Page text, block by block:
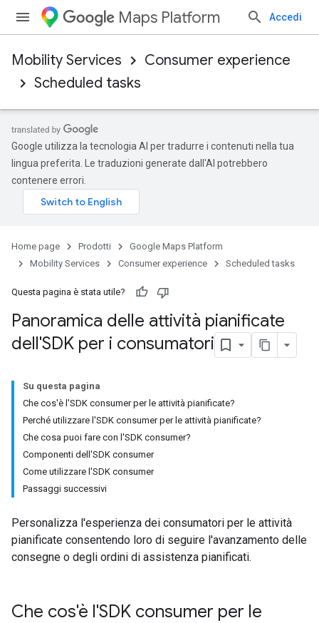
Maps Platform Accedi
Mobility Services
Consumer experience
Scheduled tasks
Google utilizza la tecnologia AI per tradurre i contenuti nella tua
lingua preferita. Le traduzioni generate dall'AI potrebbero
contenere errori.
Home page Prodotti
Google Maps Platform
Mobility Services
Consumer experience Scheduled tasks
Questa pagina è stata utile?
Panoramica delle attività pianificate
dell'SDK per i consumatori
Su questa pagina
Che cos'è l'SDK consumer per le attività pianificate?
Perché utilizzare l'SDK consumer per le attività pianificate?
Che cosa puoi fare con l'SDK consumer?
Componenti dell'SDK consumer
Come utilizzare l'SDK consumer
Passaggi successivi
Personalizza l'esperienza dei consumatori per le attività
pianificate consentendo loro di seguire l'avanzamento delle
consegne o degli ordini di assistenza pianificati.
Che cos'è l'SDK consumer per le